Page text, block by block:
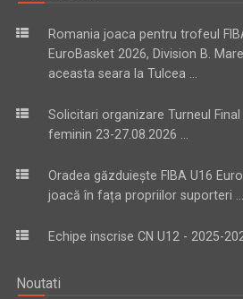
Romania joaca pentru trofeul
EuroBasket 2026, Division B.
aceasta seara la Tulcea ...
Solicitari organizare Turneul Final
feminin 23-27.08.2026 ...
Oradea găzduiește FIBA U16
joacă în fața propriilor suporteri ...
Echipe inscrise CN U12 - 2025-
Noutati